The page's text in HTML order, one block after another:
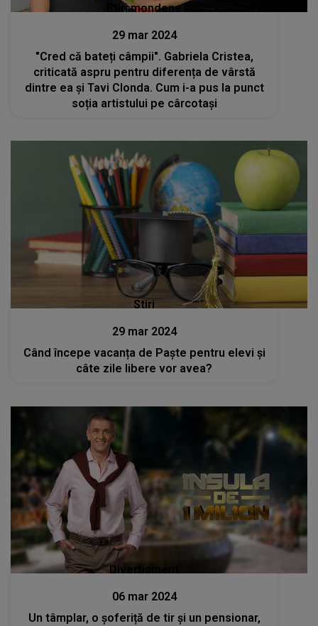
Stiri mondene
29 mar 2024
"Cred că bateți câmpii". Gabriela Cristea,
criticată aspru pentru diferența de vârstă
dintre ea și Tavi Clonda. Cum i-a pus la punct
soția artistului pe cârcotași
Stiri
29 mar 2024
Când începe vacanța de Paște pentru elevi și
câte zile libere vor avea?
Divertisment
06 mar 2024
Un tâmplar, o șoferiță de tir și un pensionar,